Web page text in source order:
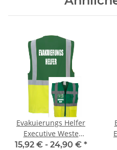
Evakuierungs Helfer
Executive Weste
grün/gelb mit vielen
15,92 € - 24,90 € *